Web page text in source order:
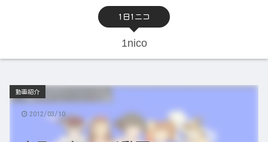
1日1ニコ
1nico
動画紹介
2012/03/10